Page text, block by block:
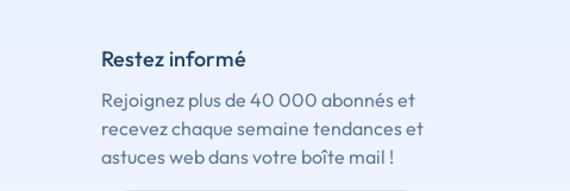
Restez informé
Rejoignez plus de 40 000 abonnés et
recevez chaque semaine tendances et
astuces web dans votre boîte mail !